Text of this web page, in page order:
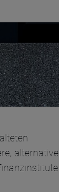
alternative